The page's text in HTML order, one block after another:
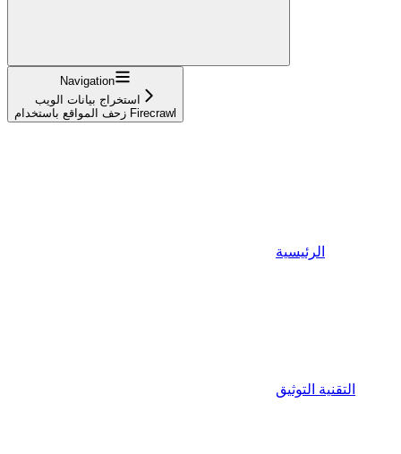
Navigation
استخراج بيانات الويب
زحف المواقع باستخدام Firecrawl
الرئيسية
التقنية التوثيق